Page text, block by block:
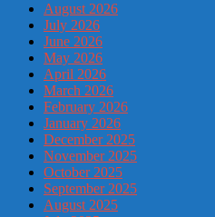
August 2026
July 2026
June 2026
May 2026
April 2026
March 2026
February 2026
January 2026
December 2025
November 2025
October 2025
September 2025
August 2025